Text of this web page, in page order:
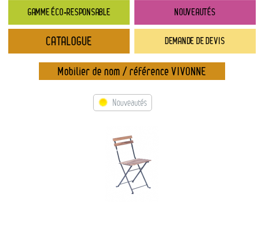
GAMME ÉCO-RESPONSABLE NOUVEAUTÉS
DEMANDE DE DEVIS
Contact
Catalogue
→ Nouveautés
→ Gamme éco-responsable
→ Types de mobilier
CATALOGUE
Mobilier de nom / référence VIVONNE
Nouveautés